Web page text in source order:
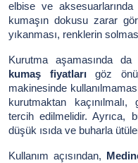
elbise ve
kumaşın dokusu zarar
yıkanması, renklerin
Kurutma aşamasında da
kumaş fiyatlarıgöz
makinesinde
kurutmaktan
tercih edilmelidir. Ayrıca,
düşük ısıda ve buharla
Kullanım açısından,